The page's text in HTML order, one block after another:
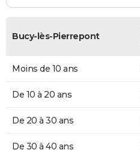
Bucy-lès-Pierrepont
Moins de 10 ans
De 10 à 20 ans
De 20 à 30 ans
De 30 à 40 ans